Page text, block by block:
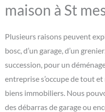
maison à St
Plusieurs raisons peuvent
bosc, d’un garage, d’un
succession, pour un
entreprise s’occupe de tout
biens immobiliers. Nous
des débarras de garage ou